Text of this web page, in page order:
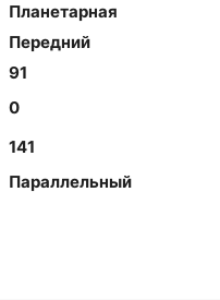
Планетарная
Передний
91
0
141
Параллельный